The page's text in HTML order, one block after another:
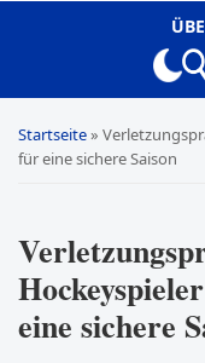
Startseite»
für eine sichere Saison
eine sichere